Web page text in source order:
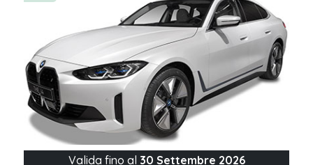
Valida fino al 30 Settembre 2026